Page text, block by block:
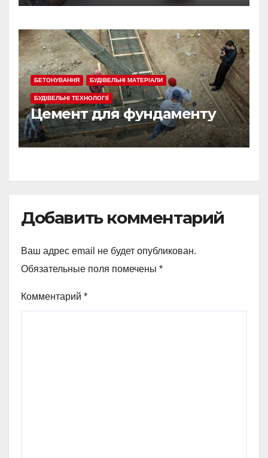
БЕТОНУВАННЯ БУДІВЕЛЬНІ МАТЕРІАЛИ
БУДІВЕЛЬНІ ТЕХНОЛОГІЇ
Цемент для фундаменту
Добавить комментарий
Ваш адрес email не будет опубликован.
Обязательные поля помечены *
Комментарий *